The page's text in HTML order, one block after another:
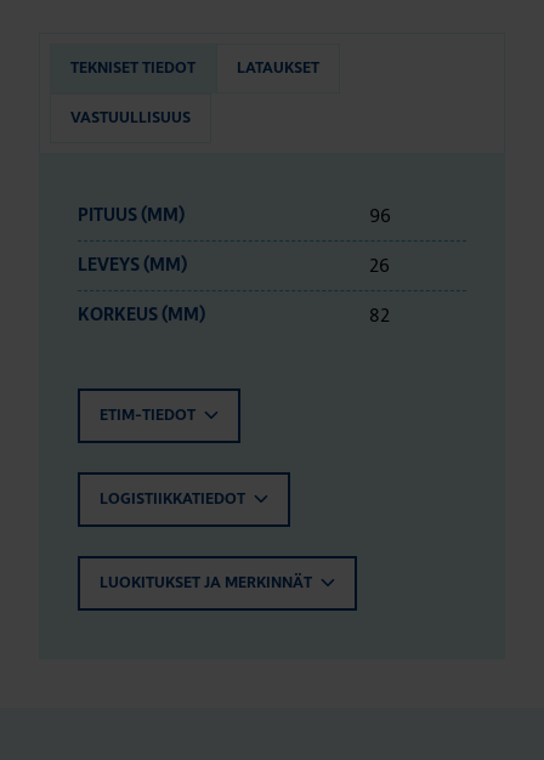
TEKNISET TIEDOT LATAUKSET
VASTUULLISUUS
PITUUS (MM) 96
LEVEYS (MM) 26
KORKEUS (MM) 82
ETIM-TIEDOT
LOGISTIIKKATIEDOT
LUOKITUKSET JA MERKINNÄT